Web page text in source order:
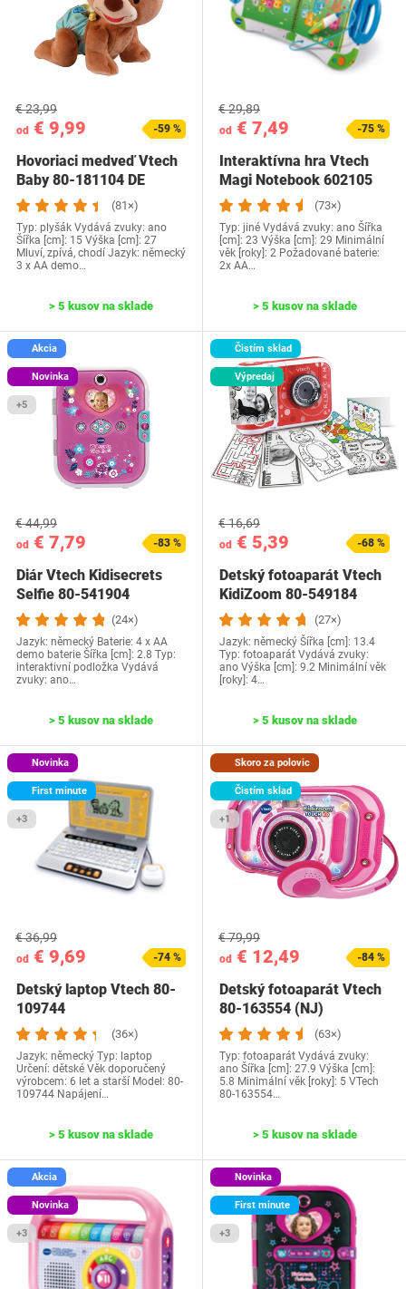
od € 9,99
€ 23,99
-59 %
Hovoriaci medveď Vtech
Baby 80-181104 DE
(81×)
Typ: plyšák Vydává zvuky: ano
Šířka [cm]: 15 Výška [cm]: 27
Mluví, zpívá, chodí Jazyk: německý
3 x AA demo…
> 5 kusov na sklade
od € 7,49
€ 29,89
-75 %
Interaktívna hra Vtech
Magi Notebook 602105
(73×)
Typ: jiné Vydává zvuky: ano Šířka
[cm]: 23 Výška [cm]: 29 Minimální
věk [roky]: 2 Požadované baterie:
2x AA…
> 5 kusov na sklade
Akcia
Novinka
+5
od € 7,79
€ 44,99
-83 %
Diár Vtech Kidisecrets
Selfie 80-541904
(24×)
Jazyk: německý Baterie: 4 x AA
demo baterie Šířka [cm]: 2.8 Typ:
interaktivní podložka Vydává
zvuky: ano…
> 5 kusov na sklade
Čistím sklad
Výpredaj
od € 5,39
€ 16,69
-68 %
Detský fotoaparát Vtech
KidiZoom 80-549184
(27×)
Jazyk: německý Šířka [cm]: 13.4
Typ: fotoaparát Vydává zvuky:
ano Výška [cm]: 9.2 Minimální věk
[roky]: 4…
> 5 kusov na sklade
Novinka
First minute
+3
od € 9,69
€ 36,99
-74 %
Detský laptop Vtech 80-
109744
(36×)
Jazyk: německý Typ: laptop
Určení: dětské Věk doporučený
výrobcem: 6 let a starší Model: 80-
109744 Napájení…
> 5 kusov na sklade
Skoro za polovic
Čistím sklad
+1
od € 12,49
€ 79,99
-84 %
Detský fotoaparát Vtech
80-163554 (NJ)
(63×)
Typ: fotoaparát Vydává zvuky:
ano Šířka [cm]: 27.9 Výška [cm]:
5.8 Minimální věk [roky]: 5 VTech
80-163554…
> 5 kusov na sklade
Akcia
Novinka
+3
Novinka
First minute
+3